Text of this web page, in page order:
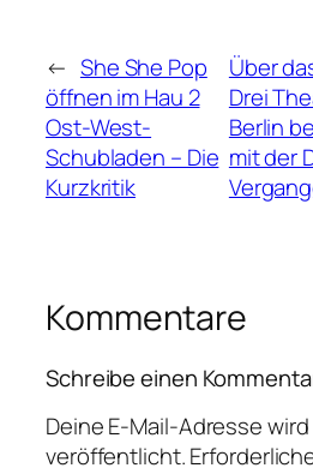
← She She Pop
öffnen im Hau 2
Ost-West-
Schubladen – Die
Kurzkritik
Über
Drei
Berlin
mit der
Kommentare
Schreibe einen
Deine E-Mail-Adresse
veröffentlicht.